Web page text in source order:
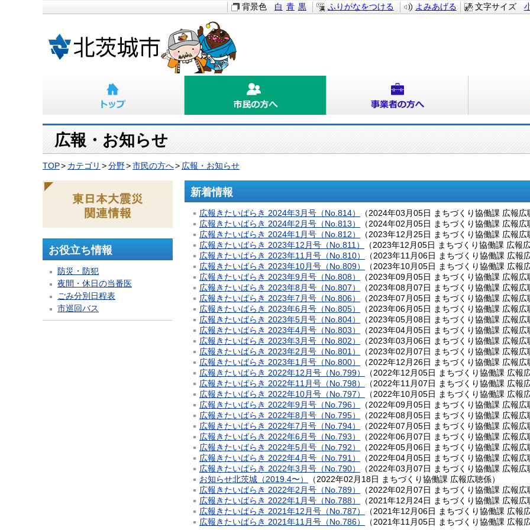
文字サイズ
背景色 白 青 黒 ふりがなをつける よみあげる
広報・お知らせ
TOP カテゴリ 分野 市民の方へ 広報・お知らせ
新着情報
広報きたいばらき 2024年3月号（No.814） （2024年03月05日 まちづくり協働課 広報広
広報きたいばらき 2024年2月号（No.813）
（2024年02月05日 まちづくり協働課 広報広
広報きたいばらき 2024年1月号（No.812）
（2023年12月25日 まちづくり協働課 広報広
広報きたいばらき 2023年12月号（No.811）
（2023年12月05日 まちづくり協働課 広報
広報きたいばらき 2023年11月号（No.810）
（2023年11月06日 まちづくり協働課 広報
広報きたいばらき 2023年10月号（No.809）
（2023年10月05日 まちづくり協働課 広報
広報きたいばらき 2023年9月号（No.808）
（2023年09月05日 まちづくり協働課 広報広
広報きたいばらき 2023年8月号（No.807）
（2023年08月07日 まちづくり協働課 広報広
広報きたいばらき 2023年7月号（No.806）
（2023年07月05日 まちづくり協働課 広報広
広報きたいばらき 2023年6月号（No.805）
（2023年06月05日 まちづくり協働課 広報広
広報きたいばらき 2023年5月号（No.804）
（2023年05月08日 まちづくり協働課 広報広
広報きたいばらき 2023年4月号（No.803）
（2023年04月05日 まちづくり協働課 広報広
広報きたいばらき 2023年3月号（No.802）
（2023年03月06日 まちづくり協働課 広報広
広報きたいばらき 2023年2月号（No.801）
（2023年02月07日 まちづくり協働課 広報広
広報きたいばらき 2023年1月号（No.800）
（2022年12月26日 まちづくり協働課 広報広
広報きたいばらき 2022年12月号（No.799）
（2022年12月05日 まちづくり協働課 広報
広報きたいばらき 2022年11月号（No.798）
（2022年11月07日 まちづくり協働課 広報
広報きたいばらき 2022年10月号（No.797）
（2022年10月05日 まちづくり協働課 広報
広報きたいばらき 2022年9月号（No.796）
（2022年09月05日 まちづくり協働課 広報広
広報きたいばらき 2022年8月号（No.795）
（2022年08月05日 まちづくり協働課 広報広
広報きたいばらき 2022年7月号（No.794）
（2022年07月05日 まちづくり協働課 広報広
広報きたいばらき 2022年6月号（No.793）
（2022年06月07日 まちづくり協働課 広報広
広報きたいばらき 2022年5月号（No.792）
（2022年05月06日 まちづくり協働課 広報広
広報きたいばらき 2022年4月号（No.791）
（2022年04月05日 まちづくり協働課 広報広
広報きたいばらき 2022年3月号（No.790）
（2022年03月07日 まちづくり協働課 広報広
お知らせ北茨城（2019.4〜）
（2022年02月18日 まちづくり協働課 広報広聴係）
広報きたいばらき 2022年2月号（No.789）
（2022年02月07日 まちづくり協働課 広報広
広報きたいばらき 2022年1月号（No.788）
（2021年12月24日 まちづくり協働課 広報広
広報きたいばらき 2021年12月号（No.787）
（2021年12月06日 まちづくり協働課 広報
広報きたいばらき 2021年11月号（No.786）
（2021年11月05日 まちづくり協働課 広報
お役立ち情報
防災・防犯
夜間・休日の当番医
ごみ分別日程表
市巡回バス